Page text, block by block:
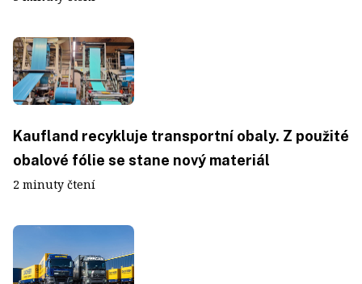
Kaufland recykluje transportní obaly. Z použité
obalové fólie se stane nový materiál
2 minuty čtení